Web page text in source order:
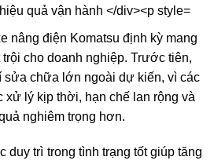
nâng điện Komatsu định kỳ mang
cho doanh nghiệp. Trước tiên,
sửa chữa lớn ngoài dự kiến, vì các
xử lý kịp thời, hạn chế lan rộng và
nghiêm trọng hơn.
duy trì trong tình trạng tốt giúp tăng